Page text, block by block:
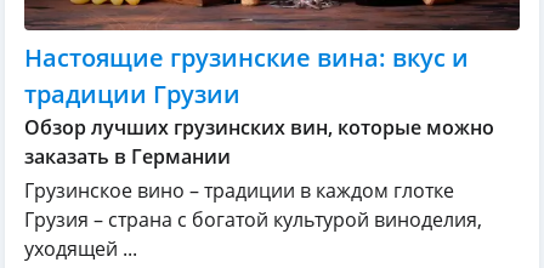
Настоящие грузинские вина: вкус и
традиции Грузии
Обзор лучших грузинских вин, которые можно
заказать в Германии
Грузинское вино – традиции в каждом глотке
Грузия – страна с богатой культурой виноделия,
уходящей ...